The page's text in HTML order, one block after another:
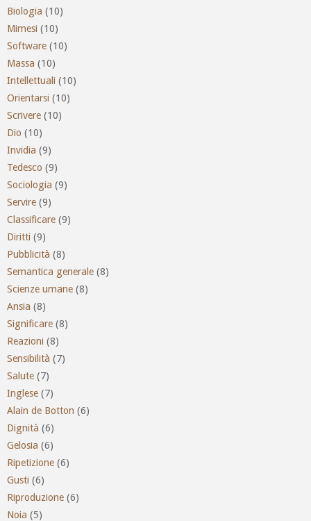
Biologia (10)
Mimesi (10)
Software (10)
Massa (10)
Intellettuali (10)
Orientarsi (10)
Scrivere (10)
Dio (10)
Invidia (9)
Tedesco (9)
Sociologia (9)
Servire (9)
Classificare (9)
Diritti (9)
Pubblicità (8)
Semantica generale (8)
Scienze umane (8)
Ansia (8)
Significare (8)
Reazioni (8)
Sensibilità (7)
Salute (7)
Inglese (7)
Alain de Botton (6)
Dignità (6)
Gelosia (6)
Ripetizione (6)
Gusti (6)
Riproduzione (6)
Noia (5)